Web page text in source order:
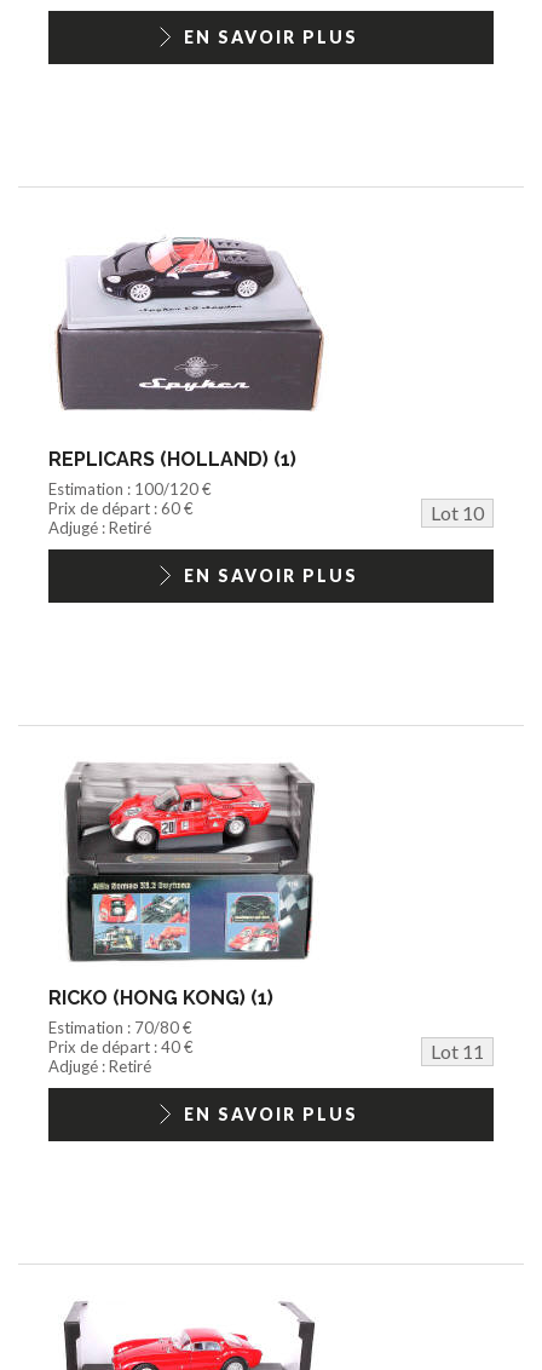
EN SAVOIR PLUS
REPLICARS (HOLLAND) (1)
Estimation : 100/120 €
Prix de départ : 60 €
Lot 10
Adjugé : Retiré
EN SAVOIR PLUS
RICKO (HONG KONG) (1)
Estimation : 70/80 €
Prix de départ : 40 €
Lot 11
Adjugé : Retiré
EN SAVOIR PLUS